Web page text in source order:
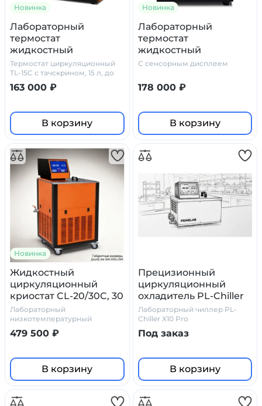
Новинка
Лабораторный
термостат
жидкостный
циркуляционный TL–
15C Primelab
Термостат циркуляционный
TL-15C с тачскрином, 15 л, до
+200°C, точность ±0.1°C.
Производство РФ. Гарантия.
163 000 ₽
В корзину
Новинка
Лабораторный
термостат
жидкостный
циркуляционный TL–
С сенсорным дисплеем
178 000 ₽
В корзину
Новинка
Жидкостный
циркуляционный
криостат CL-20/30C, 30
литров
Лабораторный
низкотемпературный
термостат CL-20/30C
479 500 ₽
В корзину
Прецизионный
циркуляционный
охладитель PL-Chiller
X10 Pro
Лабораторный чиллер PL-
Chiller X10 Pro
Под заказ
В корзину